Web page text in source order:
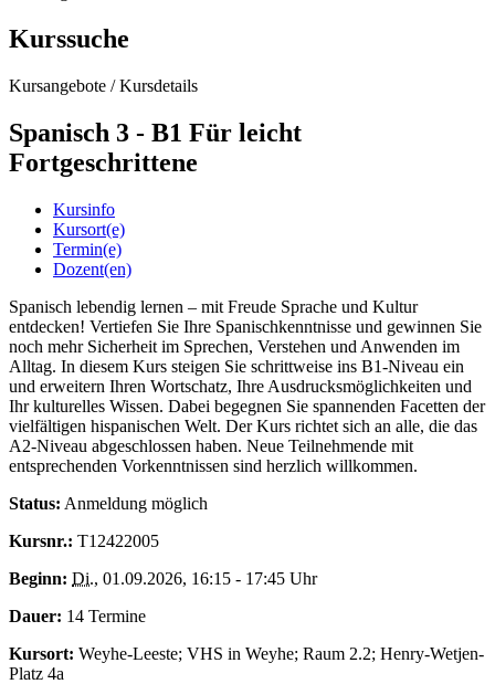
Kurssuche
Kursangebote /Kursdetails
Spanisch 3 - B1 Für leicht
Fortgeschrittene
Kursinfo
Kursort(e)
Termin(e)
Dozent(en)
Spanisch lebendig lernen – mit Freude Sprache und Kultur
entdecken! Vertiefen Sie Ihre Spanischkenntnisse und gewinnen Sie
noch mehr Sicherheit im Sprechen, Verstehen und Anwenden im
Alltag. In diesem Kurs steigen Sie schrittweise ins B1-Niveau ein
und erweitern Ihren Wortschatz, Ihre Ausdrucksmöglichkeiten und
Ihr kulturelles Wissen. Dabei begegnen Sie spannenden Facetten der
vielfältigen hispanischen Welt. Der Kurs richtet sich an alle, die das
A2-Niveau abgeschlossen haben. Neue Teilnehmende mit
entsprechenden Vorkenntnissen sind herzlich willkommen.
Status: Anmeldung möglich
Kursnr.: T12422005
Beginn: Di., 01.09.2026, 16:15 - 17:45 Uhr
Dauer: 14 Termine
Kursort: Weyhe-Leeste; VHS in Weyhe; Raum 2.2; Henry-Wetjen-
Platz 4a